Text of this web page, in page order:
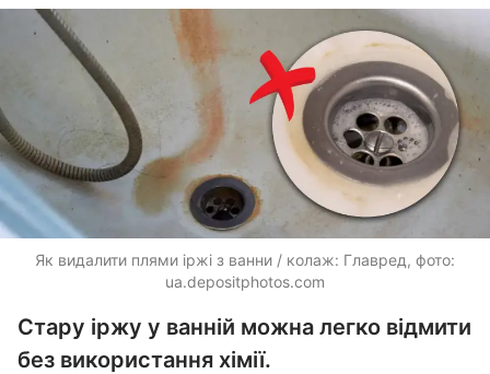
Як видалити плями іржі з ванни / колаж: Главред, фото:
ua.depositphotos.com
Стару іржу у ванній можна легко відмити
без використання хімії.